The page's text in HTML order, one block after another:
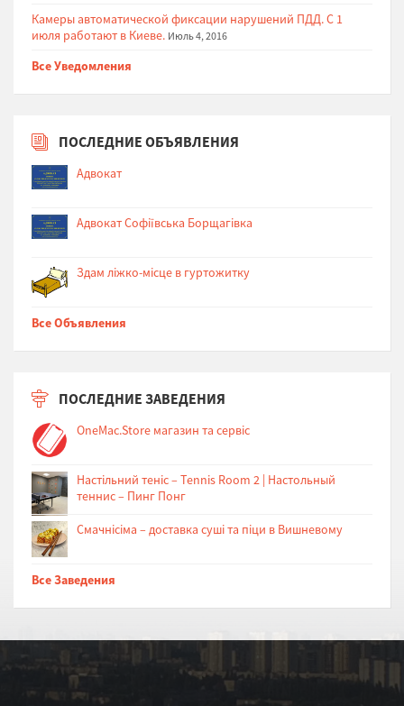
Камеры автоматической фиксации нарушений ПДД. С 1
июля работают в Киеве. Июль 4, 2016
Все Уведомления
ПОСЛЕДНИЕ ОБЪЯВЛЕНИЯ
Адвокат
Адвокат Софіївська Борщагівка
Здам ліжко-місце в гуртожитку
Все Объявления
ПОСЛЕДНИЕ ЗАВЕДЕНИЯ
OneMac.Store магазин та сервіс
Настільний теніс – Tennis Room 2 | Настольный
теннис – Пинг Понг
Cмачнісіма – доставка суші та піци в Вишневому
Все Заведения